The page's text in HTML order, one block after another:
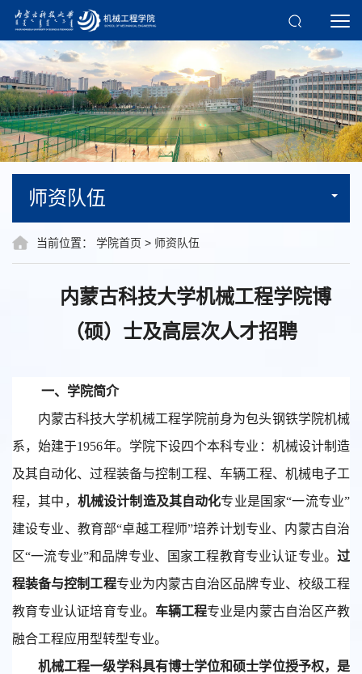
师资队伍
当前位置： 学院首页 > 师资队伍
内蒙古科技大学机械工程学院博
（硕）士及高层次人才招聘
一、学院简介
内蒙古科技大学机械工程学院前身为包头钢铁学院机械
系，始建于1956年。学院下设四个本科专业：机械设计制造
及其自动化、过程装备与控制工程、车辆工程、机械电子工
程，其中， 机械设计制造及其自动化专业是国家“一流专业”
建设专业、教育部“卓越工程师”培养计划专业、内蒙古自治
区“一流专业”和品牌专业、国家工程教育专业认证专业。 过
程装备与控制工程专业为内蒙古自治区品牌专业、校级工程
教育专业认证培育专业。 车辆工程专业是内蒙古自治区产教
融合工程应用型转型专业。
机械工程一级学科具有博士学位和硕士学位授予权，是